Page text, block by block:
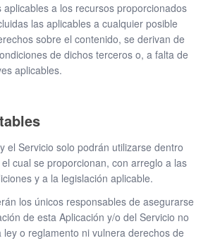
aplicables a los recursos proporcionados
las aplicables a cualquier posible
sobre el contenido, se derivan de
de dichos terceros o, a falta de
aplicables.
el Servicio solo podrán utilizarse dentro
cual se proporcionan, con arreglo a las
y a la legislación aplicable.
los únicos responsables de asegurarse
de esta Aplicación y/o del Servicio no
ley o reglamento ni vulnera derechos de